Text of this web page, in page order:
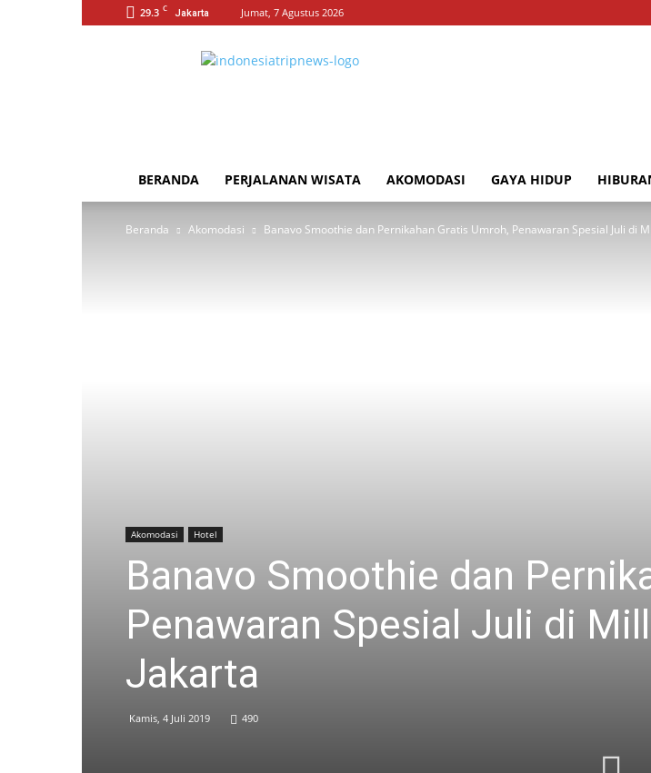
29.3 C Jakarta Jumat, 7 Agustus 2026
Indonesia
BERANDA PERJALANAN WISATA AKOMODASI GAYA HIDUP
Beranda Akomodasi Banavo Smoothie dan Pernikahan Gratis Umroh, Penawaran Spesial Juli di
Akomodasi Hotel
Banavo Smoothie dan
Penawaran Spesial Juli di
Jakarta
Kamis, 4 Juli 2019 490